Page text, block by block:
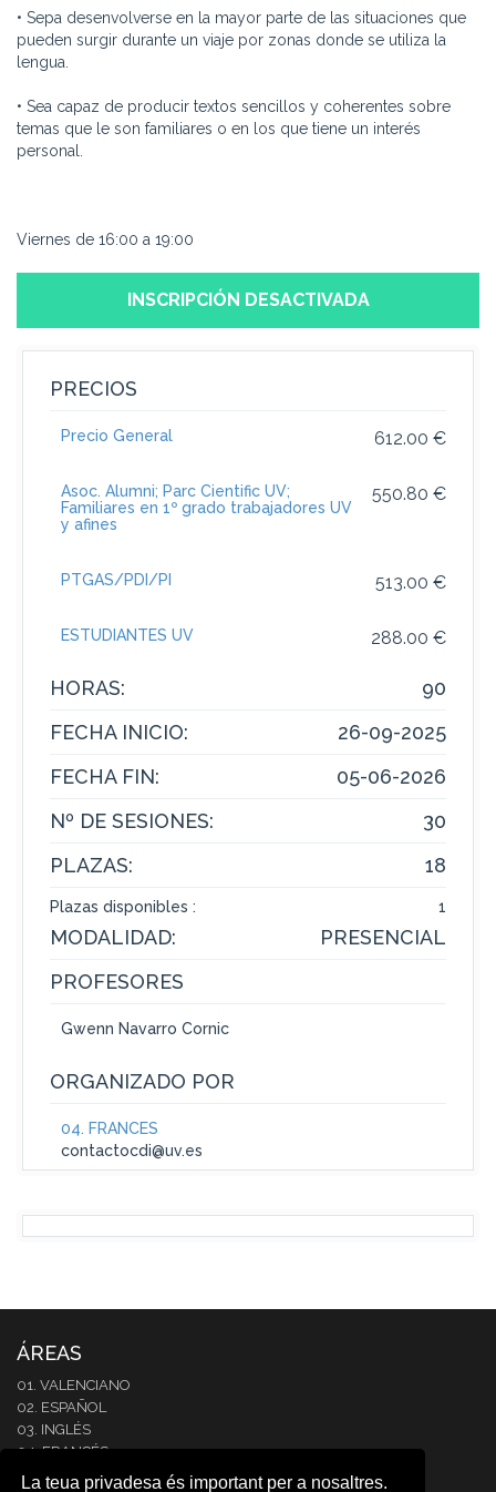
La teua privadesa és important per a nosaltres.
• Sepa desenvolverse en la mayor parte de las situaciones que
pueden surgir durante un viaje por zonas donde se utiliza la
lengua.
• Sea capaz de producir textos sencillos y coherentes sobre
temas que le son familiares o en los que tiene un interés
personal.
Viernes de 16:00 a 19:00
INSCRIPCIÓN DESACTIVADA
PRECIOS
612.00 €
Precio General
550.80 €
Asoc. Alumni; Parc Cientific UV;
Familiares en 1º grado trabajadores UV
y afines
513.00 €
PTGAS/PDI/PI
288.00 €
ESTUDIANTES UV
HORAS:
90
FECHA INICIO:
26-09-2025
FECHA FIN:
05-06-2026
Nº DE SESIONES:
30
PLAZAS:
18
Plazas disponibles : 1
MODALIDAD:
PRESENCIAL
PROFESORES
Gwenn Navarro Cornic
ORGANIZADO POR
04. FRANCÉS
contactocdi@uv.es
ÁREAS
01. VALENCIANO
02. ESPAÑOL
03. INGLÉS
04. FRANCÉS
05. ITALIANO